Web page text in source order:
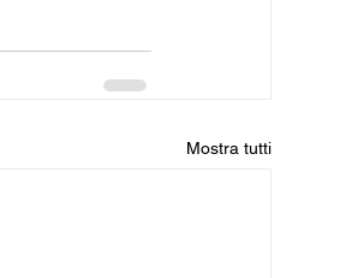
Mostra tutti